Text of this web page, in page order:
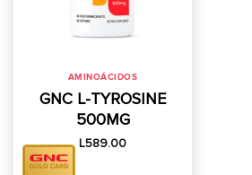
AMINOÁCIDOS
GNC L-TYROSINE
500MG
L589.00